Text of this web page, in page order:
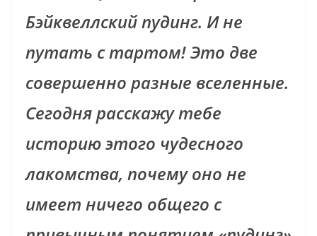
Бэйквеллский пудинг. И не
путать с тартом! Это две
совершенно разные вселенные.
Сегодня расскажу тебе
историю этого чудесного
лакомства, почему оно не
имеет ничего общего с